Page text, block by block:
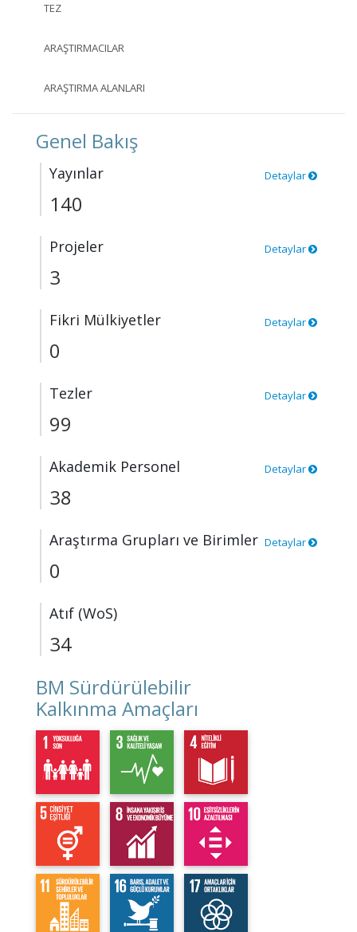
TEZ
ARAŞTIRMACILAR
ARAŞTIRMA ALANLARI
Genel Bakış
Yayınlar Detaylar
140
Projeler Detaylar
3
Fikri Mülkiyetler Detaylar
0
Tezler Detaylar
99
Akademik Personel Detaylar
38
Araştırma Grupları ve Birimler Detaylar
0
Atıf (WoS)
34
BM Sürdürülebilir
Kalkınma Amaçları